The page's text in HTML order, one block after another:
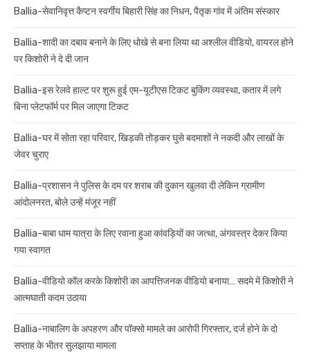
Ballia-सेवानिवृत्त कैप्टन स्वर्गीय बिहारी सिंह का निधन, पैतृक गांव में अंतिम संस्कार
Ballia-शादी का दबाव बनाने के लिए धोखे से बना लिया था अश्लील वीडियो, वायरल होने
पर किशोरी ने दे दी जान
Ballia-इस रेलवे हाल्ट पर शुरू हुई एम-यूटीएस टिकट बुकिंग व्यवस्था, कतार में लगे
बिना प्लेटफॉर्म पर मिल जाएगा टिकट
Ballia-घर में सोता रहा परिवार, खिड़की तोड़कर घुसे बदमाशों ने नकदी और लाखों के
जेवर चुराए
Ballia-प्रशासन ने पुलिस के दम पर शराब की दुकान खुलवा दी लेकिन ग्रामीण
आंदोलनरत, बोले उन्हें मंजूर नहीं
Ballia-बाबा धाम यात्रा के लिए रवाना हुआ कांवड़ियों का जत्था, अंगवस्त्र देकर किया
गया स्वागत
Ballia-वीडियो कॉल करके किशोरी का आपत्तिजनक वीडियो बनाया… सदमे में किशोरी ने
आत्मघाती कदम उठाया
Ballia-नाबालिग के अपहरण और पॉक्सो मामले का आरोपी गिरफ्तार, दर्ज होने के दो
सप्ताह के भीतर सुलझाया मामला